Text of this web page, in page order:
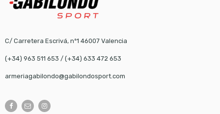
C/ Carretera Escrivá, nº1 46007 Valencia
(+34) 963 511 653 / (+34) 633 472 653
armeriagabilondo@gabilondosport.com